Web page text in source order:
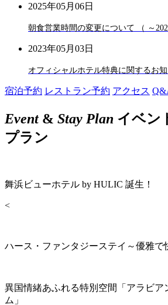
2025年05月06日
朝食営業時間の変更について （ ～
2023年05月03日
オフィシャルホテル特典に関するお
宿泊予約 レストラン予約 アクセス
Event& Stay Plan イベン
プラン
舞浜ビューホテル by HULIC 誕生！
<
ハース・ファンタジーステイ～優雅で
異国情緒あふれる特別空間「アラビア
ム」